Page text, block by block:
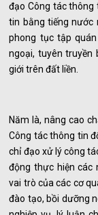
đạo Công tác
tin bằng tiếng nước
phong tục tập
ngoại, tuyên truyền
giới trên đất liền.
Năm là, nâng cao
Công tác thông tin
chỉ đạo xử lý công
động thực hiện các
vai trò của các cơ
đào tạo, bồi dưỡng